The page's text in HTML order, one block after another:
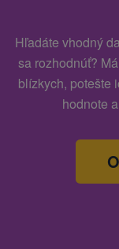
Hľadáte vhodný
sa rozhodnúť?
blízkych, potešte
hodnote